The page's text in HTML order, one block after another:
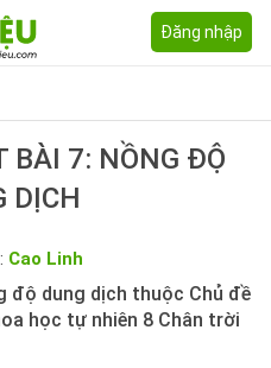
Đăng nhập
BÀI 7: NỒNG ĐỘ
DỊCH
Cao Linh
độ dung dịch thuộc Chủ đề
học tự nhiên 8 Chân trời